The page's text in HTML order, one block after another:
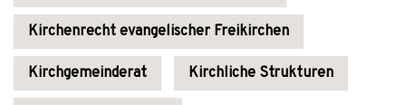
Kirchenrecht evangelischer Freikirchen
Kirchgemeinderat Kirchliche Strukturen